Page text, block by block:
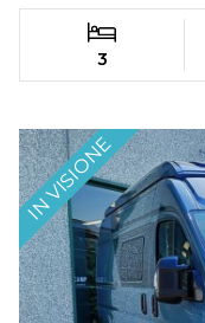
3
IN VISIONE